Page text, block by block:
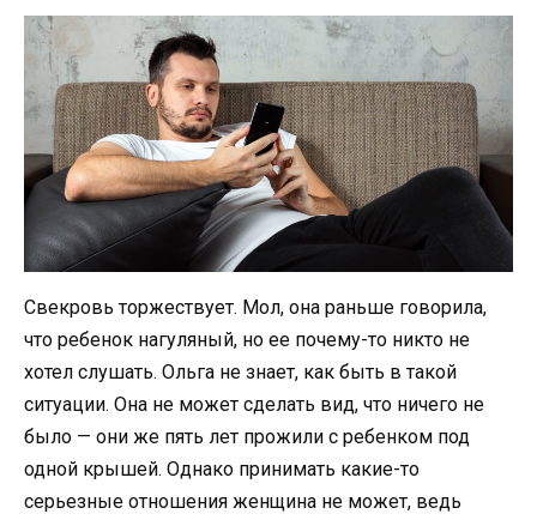
Свекровь торжествует. Мол, она раньше говорила,
что ребенок нагуляный, но ее почему-то никто не
хотел слушать. Ольга не знает, как быть в такой
ситуации. Она не может сделать вид, что ничего не
было — они же пять лет прожили с ребенком под
одной крышей. Однако принимать какие-то
серьезные отношения женщина не может, ведь